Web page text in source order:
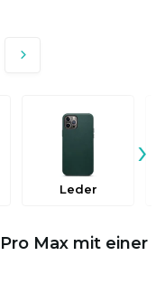
Leder
›
Max mit einer